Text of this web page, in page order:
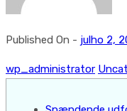
Published On - julho 2,
wp_administrator